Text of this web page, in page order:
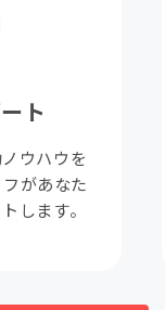
ト
ウハウを
があなた
します。